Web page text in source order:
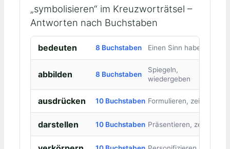
„symbolisieren“ im Kreuzworträtsel –
Antworten nach Buchstaben
bedeuten 8 Buchstaben Einen Sinn haben
abbilden 8 Buchstaben
Spiegeln,
wiedergeben
ausdrücken 10 Buchstaben Formulieren, zeigen
darstellen 10 Buchstaben Präsentieren, zeigen